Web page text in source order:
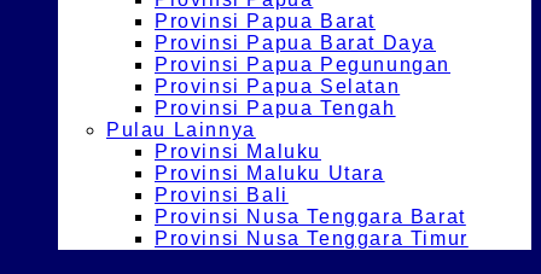
Provinsi Papua Barat
Provinsi Papua Barat Daya
Provinsi Papua Pegunungan
Provinsi Papua Selatan
Provinsi Papua Tengah
Pulau Lainnya
Provinsi Maluku
Provinsi Maluku Utara
Provinsi Bali
Provinsi Nusa Tenggara Barat
Provinsi Nusa Tenggara Timur